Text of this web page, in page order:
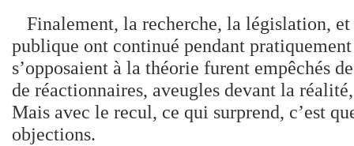
Finalement, la recherche, la législation,
publique ont continué pendant
s’opposaient à la théorie furent empêchés
de réactionnaires, aveugles devant la
Mais avec le recul, ce qui surprend, c’est
objections.